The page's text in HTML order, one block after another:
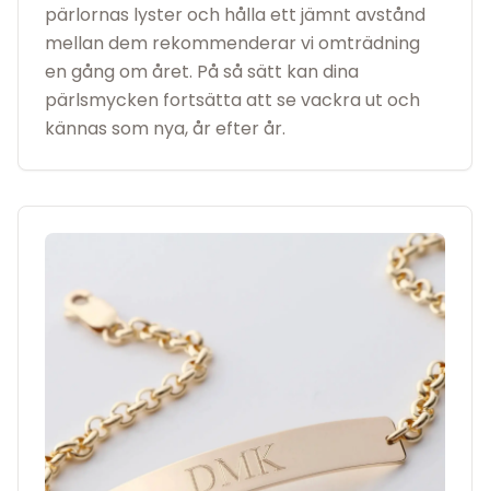
pärlornas lyster och hålla ett jämnt avstånd
mellan dem rekommenderar vi omträdning
en gång om året. På så sätt kan dina
pärlsmycken fortsätta att se vackra ut och
kännas som nya, år efter år.